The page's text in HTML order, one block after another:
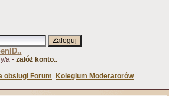
a - załóż konto..
obsługi Forum Kolegium Moderatorów